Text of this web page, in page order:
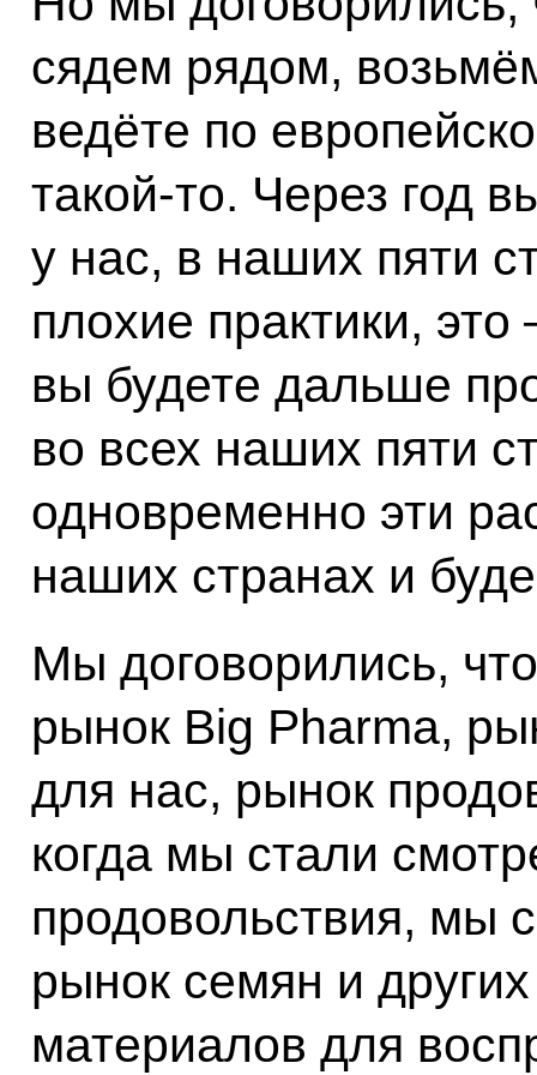
сядем рядом,
ведёте по
такой‑то. Через год
у нас, в наших пяти
плохие практики,
вы будете дальше
во всех наших пяти
одновременно эти
наших странах и
Мы договорились,
рынок Big Pharma,
для нас, рынок
когда мы стали
продовольствия, мы
рынок семян и
материалов для